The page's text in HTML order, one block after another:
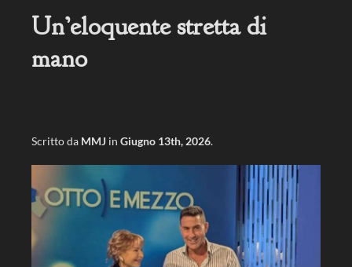
JAMES
Un’eloquente stretta di
mano
Scritto da MMJ in Giugno 13th, 2026.